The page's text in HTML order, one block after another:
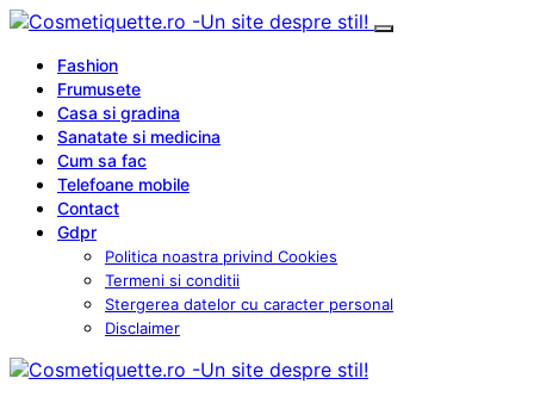
Fashion
Frumusete
Casa si gradina
Sanatate si medicina
Cum sa fac
Telefoane mobile
Contact
Gdpr
Politica noastra privind Cookies
Termeni si conditii
Stergerea datelor cu caracter personal
Disclaimer